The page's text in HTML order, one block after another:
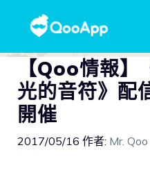
【Qoo情報
光的音符》配
開催
2017/05/16 作者: Mr. Qoo